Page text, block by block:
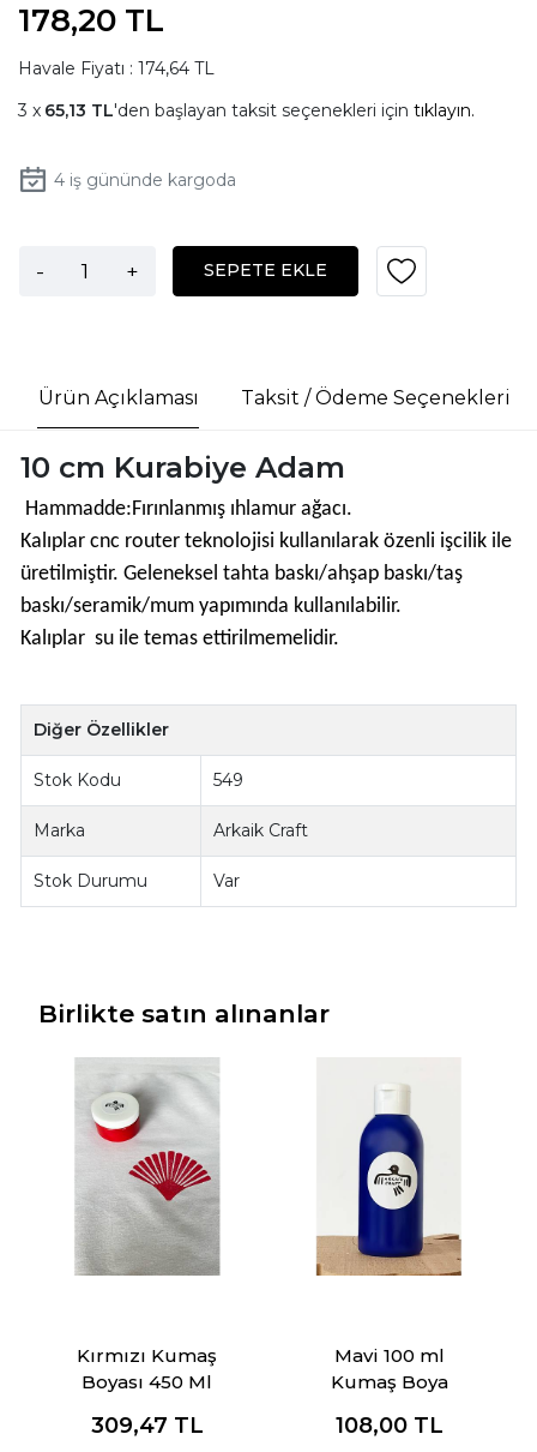
178,20 TL
Havale Fiyatı : 174,64 TL
65,13 TL'den başlayan taksit seçenekleri için tıklayın.
4iş gününde kargoda
- + SEPETE EKLE
Ürün Açıklaması Taksit / Ödeme Seçenekleri
10 cm Kurabiye Adam
Hammadde:Fırınlanmış ıhlamur ağacı.
Kalıplar cnc router teknolojisi kullanılarak özenli işcilik ile
üretilmiştir. Geleneksel tahta baskı/ahşap baskı/taş
baskı/seramik/mum yapımında kullanılabilir.
Kalıplar su ile temas ettirilmemelidir.
Diğer Özellikler
Stok Kodu 549
Marka Arkaik Craft
Stok Durumu Var
Birlikte satın alınanlar
Kırmızı Kumaş
Boyası 450 Ml
309,47 TL
Mavi 100 ml
Kumaş Boya
108,00 TL